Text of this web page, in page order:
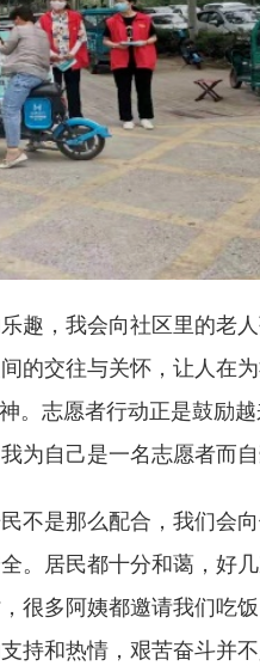
趣，我会向社区里的老
的交往与关怀，让人在
。志愿者行动正是鼓励
为自己是一名志愿者而自
不是那么配合，我们会
。居民都十分和蔼，好
很多阿姨都邀请我们吃
和热情，艰苦奋斗并